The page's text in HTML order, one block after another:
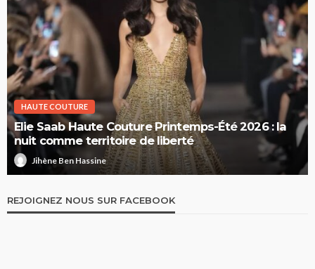
HAUTE COUTURE
Elie Saab Haute Couture Printemps-Été 2026 : la
nuit comme territoire de liberté
Jihène Ben Hassine
REJOIGNEZ NOUS SUR FACEBOOK